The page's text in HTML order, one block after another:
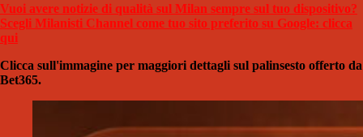
Vuoi avere notizie di qualità sul Milan sempre sul tuo dispositivo?
Scegli Milanisti Channel come tuo sito preferito su Google: clicca
qui
Clicca sull'immagine per maggiori dettagli sul palinsesto offerto da
Bet365.